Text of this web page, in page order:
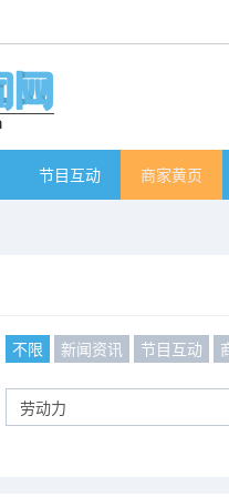
节目互动 商家黄页
不限 新闻资讯 节目互动